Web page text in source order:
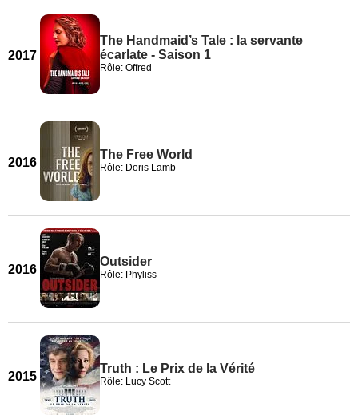
2017
The Handmaid’s Tale : la servante
écarlate - Saison 1
Rôle: Offred
2016
The Free World
Rôle: Doris Lamb
2016
Outsider
Rôle: Phyliss
2015
Truth : Le Prix de la Vérité
Rôle: Lucy Scott